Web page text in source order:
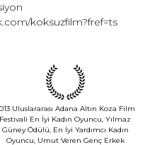
koksuzfilm?fref=ts
Uluslararası Adana Altın Koza Film
Festivali En İyi Kadın Oyuncu, Yılmaz
Güney Ödülü, En İyi Yardımcı Kadın
Oyuncu, Umut Veren Genç Erkek